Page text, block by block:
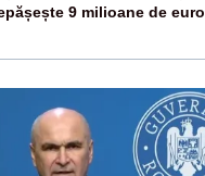
9 milioane de euro